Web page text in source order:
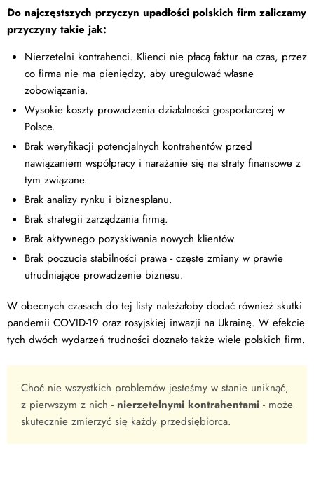
Do najczęstszych przyczyn upadłości polskich firm zaliczamy
przyczyny takie jak:
Nierzetelni kontrahenci. Klienci nie płacą faktur na czas, przez
co firma nie ma pieniędzy, aby uregulować własne
zobowiązania.
Wysokie koszty prowadzenia działalności gospodarczej w
Polsce.
Brak weryfikacji potencjalnych kontrahentów przed
nawiązaniem współpracy i narażanie się na straty finansowe z
tym związane.
Brak analizy rynku i biznesplanu.
Brak strategii zarządzania firmą.
Brak aktywnego pozyskiwania nowych klientów.
Brak poczucia stabilności prawa - częste zmiany w prawie
utrudniające prowadzenie biznesu.
W obecnych czasach do tej listy należałoby dodać również skutki
pandemii COVID-19 oraz rosyjskiej inwazji na Ukrainę. W efekcie
tych dwóch wydarzeń trudności doznało także wiele polskich firm.
Choć nie wszystkich problemów jesteśmy w stanie uniknąć,
z pierwszym z nich - nierzetelnymi kontrahentami - może
skutecznie zmierzyć się każdy przedsiębiorca.